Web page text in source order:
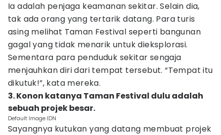
Ia adalah penjaga keamanan sekitar. Selain dia,
tak ada orang yang tertarik datang. Para turis
asing melihat Taman Festival seperti bangunan
gagal yang tidak menarik untuk dieksplorasi.
Sementara para penduduk sekitar sengaja
menjauhkan diri dari tempat tersebut. “Tempat itu
dikutuk!”, kata mereka.
3. Konon katanya Taman Festival dulu adalah
sebuah projek besar.
Default Image IDN
Sayangnya kutukan yang datang membuat projek